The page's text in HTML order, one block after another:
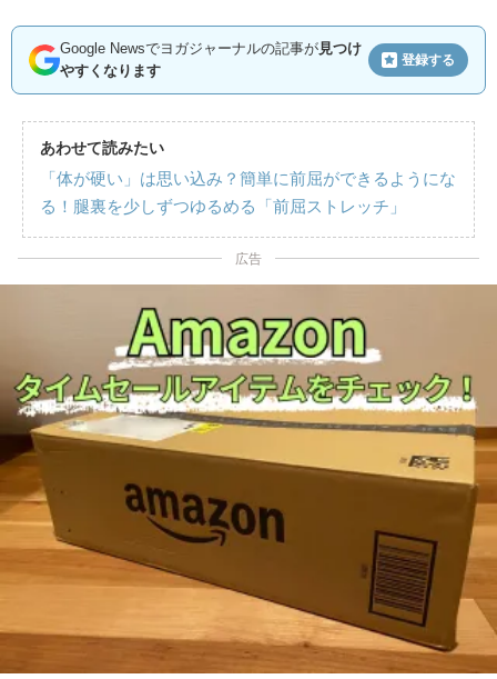
Google Newsでヨガジャーナルの記事が見つけ
やすくなります
登録する
あわせて読みたい
「体が硬い」は思い込み？簡単に前屈ができるようにな
る！腿裏を少しずつゆるめる「前屈ストレッチ」
広告